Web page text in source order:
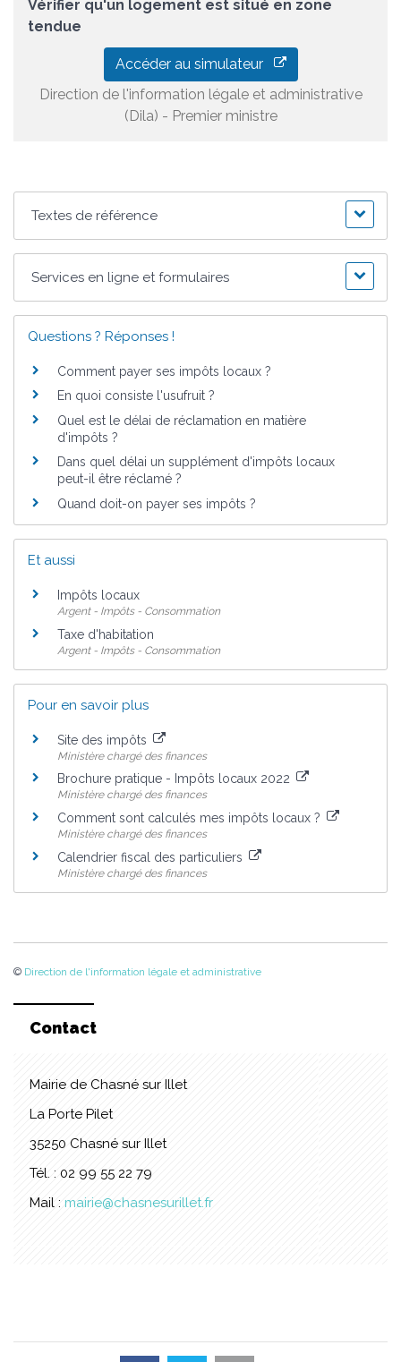
Vérifier qu'un logement est situé en zone
tendue
Accéder au simulateur
Direction de l'information légale et administrative
(Dila) - Premier ministre
Textes de référence
Services en ligne et formulaires
Questions ? Réponses !
Comment payer ses impôts locaux ?
En quoi consiste l'usufruit ?
Quel est le délai de réclamation en matière
d'impôts ?
Dans quel délai un supplément d'impôts locaux
peut-il être réclamé ?
Quand doit-on payer ses impôts ?
Et aussi
Impôts locaux
Argent - Impôts - Consommation
Taxe d'habitation
Argent - Impôts - Consommation
Pour en savoir plus
Site des impôts
Ministère chargé des finances
Brochure pratique - Impôts locaux 2022
Ministère chargé des finances
Comment sont calculés mes impôts locaux ?
Ministère chargé des finances
Calendrier fiscal des particuliers
Ministère chargé des finances
© Direction de l'information légale et administrative
Contact
Mairie de Chasné sur Illet
La Porte Pilet
35250 Chasné sur Illet
Tél. : 02 99 55 22 79
Mail : mairie@chasnesurillet.fr